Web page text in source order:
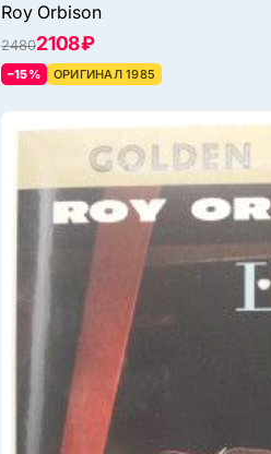
Roy Orbison
24802108 ₽
–15% ОРИГИНАЛ 1985